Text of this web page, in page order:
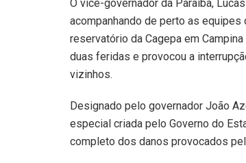
O vice-governador da Paraíba,
acompanhando de perto as
reservatório da Cagepa em
duas feridas e provocou a
vizinhos.
Designado pelo governador João
especial criada pelo Governo do
completo dos danos provocados